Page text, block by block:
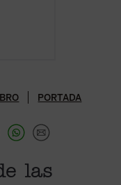
PORTADA
las